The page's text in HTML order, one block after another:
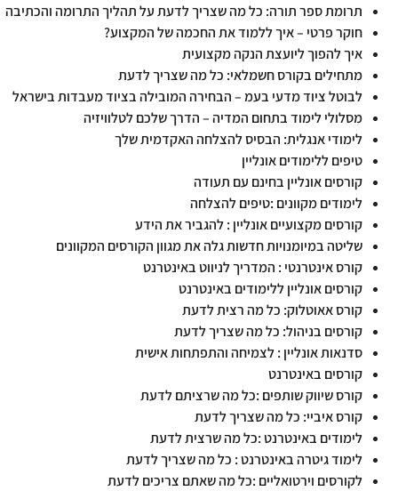
תרומת ספר תורה: כל מה שצריך לדעת על תהליך התרומה והכתיבה
חוקר פרטי – איך ללמוד את החכמה של המקצוע?
איך להפוך ליועצת הנקה מקצועית
מתחילים בקורס חשמלאי: כל מה שצריך לדעת
לבוטל ציוד מדעי בעמ – הבחירה המובילה בציוד מעבדות בישראל
מסלולי לימוד בתחום המדיה – הדרך שלכם לטלוויזיה
לימודי אנגלית: הבסיס להצלחה האקדמית שלך
טיפים ללימודים אונליין
קורסים אונליין בחינם עם תעודה
לימודים מקוונים :טיפים להצלחה
קורסים מקצועיים אונליין : להגביר את הידע
שליטה במיומנויות חדשות גלה את מגוון הקורסים המקוונים
קורס אינטרנטי : המדריך לניווט באינטרנט
קורסים אונליין ללימודים באינטרנט
קורס אאוטלוק: כל מה רצית לדעת
קורסים בניהול: כל מה שצריך לדעת
סדנאות אונליין : לצמיחה והתפתחות אישית
קורסים באינטרנט
קורס שיווק שותפים :כל מה שרציתם לדעת
קורס איביי: כל מה שצריך לדעת
לימודים באינטרנט :כל מה שרצית לדעת
לימוד גיטרה באינטרנט : כל מה שצריך לדעת
לקורסים וירטואליים :כל מה שאתם צריכים לדעת